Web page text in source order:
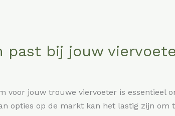
past bij jouw
voor jouw trouwe viervoeter is essentieel
opties op de markt kan het lastig zijn